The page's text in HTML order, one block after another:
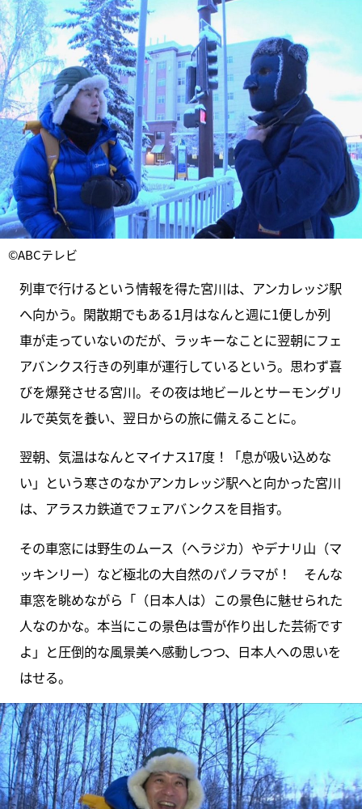
©ABCテレビ
列車で行けるという情報を得た宮川は、アンカレッジ駅
へ向かう。閑散期でもある1月はなんと週に1便しか列
車が走っていないのだが、ラッキーなことに翌朝にフェ
アバンクス行きの列車が運行しているという。思わず喜
びを爆発させる宮川。その夜は地ビールとサーモングリ
ルで英気を養い、翌日からの旅に備えることに。
翌朝、気温はなんとマイナス17度！「息が吸い込めな
い」という寒さのなかアンカレッジ駅へと向かった宮川
は、アラスカ鉄道でフェアバンクスを目指す。
その車窓には野生のムース（ヘラジカ）やデナリ山（マ
ッキンリー）など極北の大自然のパノラマが！ そんな
車窓を眺めながら「（日本人は）この景色に魅せられた
人なのかな。本当にこの景色は雪が作り出した芸術です
よ」と圧倒的な風景美へ感動しつつ、日本人への思いを
はせる。